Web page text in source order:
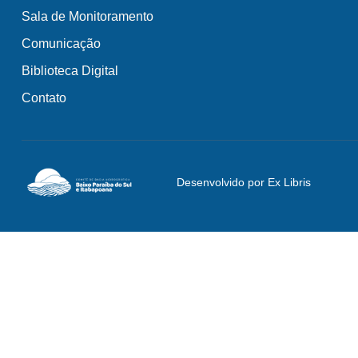
Sala de Monitoramento
Comunicação
Biblioteca Digital
Contato
Desenvolvido por Ex Libris